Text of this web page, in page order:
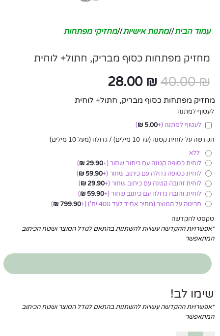
עמוד הבית/ מתנות אישיות/ מחזיקי מפתחות
מחזיק מפתחות כסוף מבריק, חתול+ לוחית
40.00₪
28.00 ₪
מחזיק מפתחות כסוף מבריק, חתול+ לוחית
לעטוף למתנה
לעטוף למתנה (+
5.00
₪
)
הקדשה על לוחית קטנה (עד 10 מילים) / גדולה (מעל 10 מילים)
ללא
לוחית כסופה קטנה עם כיתוב שחור(+
29.90
₪
)
לוחית כסופה גדולה עם כיתוב שחור(+
59.90
₪
)
לוחית זהובה קטנה עם כיתוב שחור(+
29.90
₪
)
לוחית זהובה גדולה עם כיתוב שחור(+
59.90
₪
)
חריטה על המוצר (מחיר אחיד לעד 400 יח')
(+
799.90
₪
)
טקסט להקדשה
*אפשרויות ההקדשה עשויות להשתנות בהתאם לגודל המוצר ושטח הכיתוב
המתאפשר
שימו לב!
*אפשרויות ההקדשה עשויות להשתנות בהתאם לגודל המוצר ושטח הכיתוב
המתאפשר